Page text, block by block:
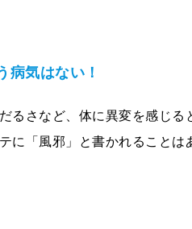
病気はない！
るさなど、体に異変を感じ
に「風邪」と書かれること